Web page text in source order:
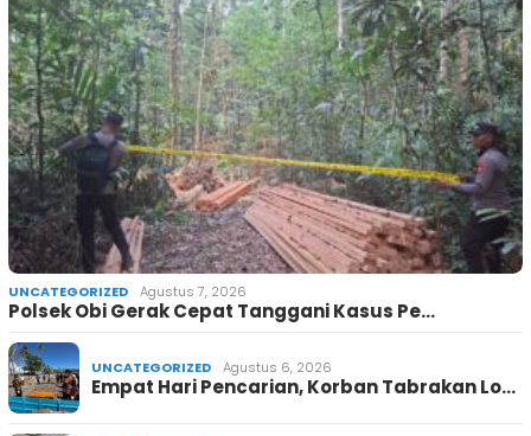
UNCATEGORIZED Agustus 7, 2026
Polsek Obi Gerak Cepat Tanggani Kasus Pe…
UNCATEGORIZED Agustus 6, 2026
Empat Hari Pencarian, Korban Tabrakan Lo…